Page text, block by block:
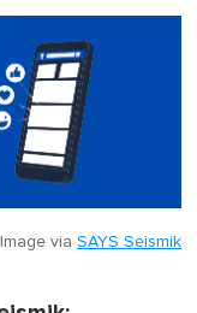
Image via SAYS Seismik